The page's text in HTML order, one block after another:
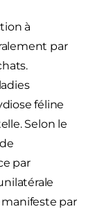
à
par
féline
Selon le
par
par